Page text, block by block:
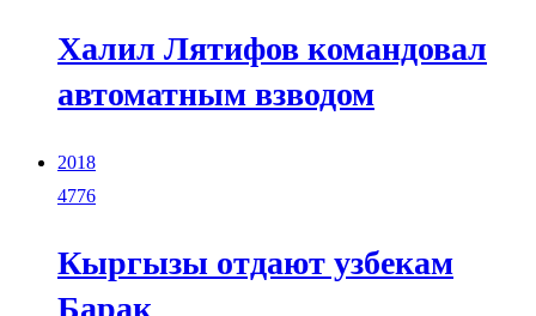
Халил Лятифов командовал
автоматным взводом
2018
4776
Кыргызы отдают узбекам